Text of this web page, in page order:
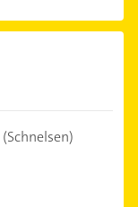
(Schnelsen)